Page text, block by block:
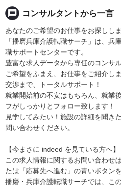
message コンサルタントから一言
あなたのご希望のお仕事をお探しし
「播磨兵庫介護転職サーチ」は、兵
職サポートセンターです。
豊富な求人データから専任のコンサ
ご希望をふまえ、お仕事をご紹介し
交渉まで、トータルサポート！
就業開始前の不安はもちろん、就業
フがしっかりとフォロー致します！
見学してみたい！施設の詳細を聞き
問い合わせください。
【今まさに indeed を見ている方へ】
この求人情報に関するお問い合わせ
たは「応募先へ進む」の青いボタン
播磨・兵庫介護転職サーチでは、こ